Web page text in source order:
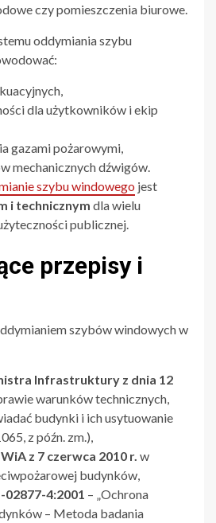
czy pomieszczenia biurowe.
oddymiania szybu
dla użytkowników i ekip
gazami pożarowymi,
mechanicznych dźwigów.
szybu windowego jest
i technicznym dla wielu
publicznej.
przepisy i
szybów windowych w
Infrastruktury z dnia 12
warunków technicznych,
budynki i ich usytuowanie
z późn. zm.),
z 7 czerwca 2010 r. w
budynków,
02877-4:2001 – „Ochrona
– Metoda badania